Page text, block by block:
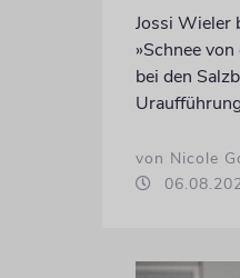
Jossi Wieler
»Schnee
bei den
von Nicole